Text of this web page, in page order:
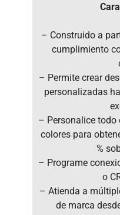
– Construido a
cumplimiento
– Permite crear
personalizadas
– Personalice todo
colores para
%
– Programe
o
– Atienda a
de marca